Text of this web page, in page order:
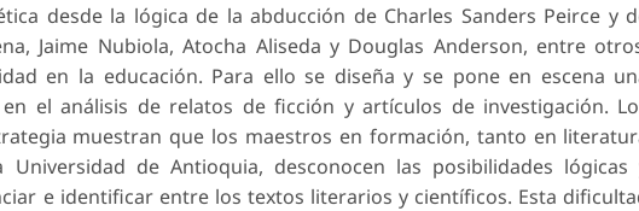
desde la lógica de la abducción de Charles Sanders Peirce y
Jaime Nubiola, Atocha Aliseda y Douglas Anderson, entre
en la educación. Para ello se diseña y se pone en escena
el análisis de relatos de ficción y artículos de investigación.
muestran que los maestros en formación, tanto en
de Antioquia, desconocen las posibilidades lógicas
e identificar entre los textos literarios y científicos. Esta